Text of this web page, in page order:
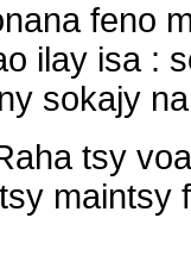
feno
ilay isa :
sokajy
tsy
maintsy